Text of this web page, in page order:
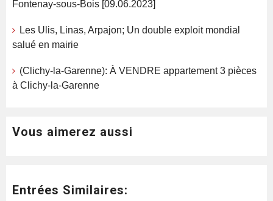
Fontenay-sous-Bois [09.06.2023]
Les Ulis, Linas, Arpajon; Un double exploit mondial
salué en mairie
(Clichy-la-Garenne): À VENDRE appartement 3 pièces
à Clichy-la-Garenne
Vous aimerez aussi
Entrées Similaires: